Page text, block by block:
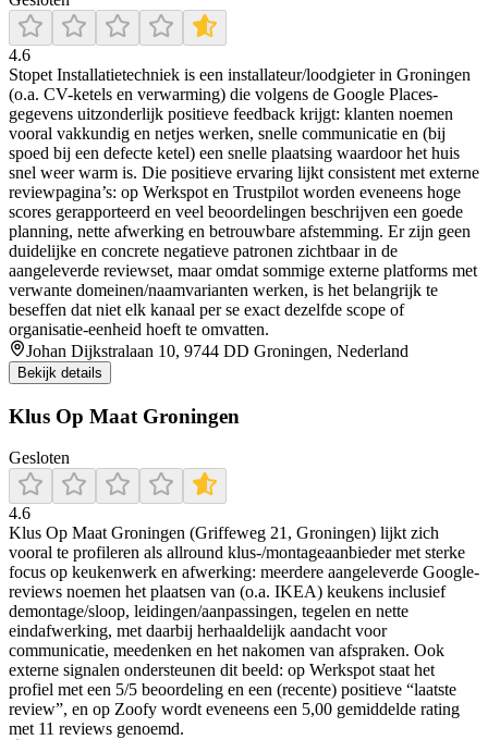
4.6
Stopet Installatietechniek is een installateur/loodgieter in Groningen
(o.a. CV-ketels en verwarming) die volgens de Google Places-
gegevens uitzonderlijk positieve feedback krijgt: klanten noemen
vooral vakkundig en netjes werken, snelle communicatie en (bij
spoed bij een defecte ketel) een snelle plaatsing waardoor het huis
snel weer warm is. Die positieve ervaring lijkt consistent met externe
reviewpagina’s: op Werkspot en Trustpilot worden eveneens hoge
scores gerapporteerd en veel beoordelingen beschrijven een goede
planning, nette afwerking en betrouwbare afstemming. Er zijn geen
duidelijke en concrete negatieve patronen zichtbaar in de
aangeleverde reviewset, maar omdat sommige externe platforms met
verwante domeinen/naamvarianten werken, is het belangrijk te
beseffen dat niet elk kanaal per se exact dezelfde scope of
organisatie-eenheid hoeft te omvatten.
Johan Dijkstralaan 10, 9744 DD Groningen, Nederland
Bekijk details
Klus Op Maat Groningen
Gesloten
4.6
Klus Op Maat Groningen (Griffeweg 21, Groningen) lijkt zich
vooral te profileren als allround klus-/montageaanbieder met sterke
focus op keukenwerk en afwerking: meerdere aangeleverde Google-
reviews noemen het plaatsen van (o.a. IKEA) keukens inclusief
demontage/sloop, leidingen/aanpassingen, tegelen en nette
eindafwerking, met daarbij herhaaldelijk aandacht voor
communicatie, meedenken en het nakomen van afspraken. Ook
externe signalen ondersteunen dit beeld: op Werkspot staat het
profiel met een 5/5 beoordeling en een (recente) positieve “laatste
review”, en op Zoofy wordt eveneens een 5,00 gemiddelde rating
met 11 reviews genoemd.